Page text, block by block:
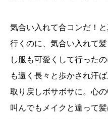
気合い入れて合コンだ！
行くのに、気合い入れて
し服も可愛くして行った
も遠く長々と歩かされ汗
取り戻しボサボサに。心
叫んでもメイクと違って